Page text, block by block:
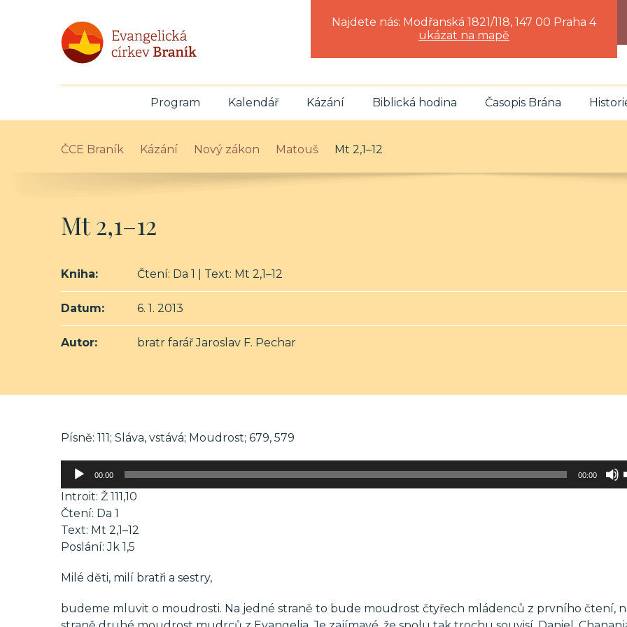
Najdete nás: Modřanská 1821/118, 147 00 Praha 4
ukázat na mapě
Program Kalendář Kázání Biblická hodina Časopis Brána
ČCE Braník Kázání Nový zákon Matouš Mt 2,1–12
Mt 2,1–12
Kniha: Čtení: Da 1 | Text: Mt 2,1–12
Datum: 6. 1. 2013
Autor: bratr farář Jaroslav F. Pechar
Písně: 111; Sláva, vstává; Moudrost; 679, 579
Audio
00:00 00:00
Introit: Ž 111,10
Čtení: Da 1
Text: Mt 2,1–12
Poslání: Jk 1,5
Milé děti, milí bratři a sestry,
budeme mluvit o moudrosti. Na jedné straně to bude moudrost čtyřech mládenců z prvního čtení,